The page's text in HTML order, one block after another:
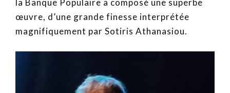
la Banque Populaire a composé une superbe
œuvre, d’une grande finesse interprétée
magnifiquement par Sotiris Athanasiou.